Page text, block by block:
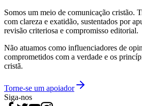
Somos um meio de comunicação cristão.
com clareza e exatidão, sustentados por
revisão criteriosa e compromisso editorial.
Não atuamos como influenciadores de
comprometidos com a verdade e os
cristã.
Torne-se um apoiador
Siga-nos